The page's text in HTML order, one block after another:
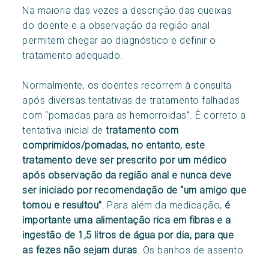
Na maioria das vezes a descrição das queixas
do doente e a observação da região anal
permitem chegar ao diagnóstico e definir o
tratamento adequado.
Normalmente, os doentes recorrem à consulta
após diversas tentativas de tratamento falhadas
com “pomadas para as hemorroidas”. É correto a
tentativa inicial detratamento com
comprimidos/pomadas, no entanto, este
tratamento deve ser prescrito por um médico
após observação da região anal e nunca deve
ser iniciado por recomendação de “um amigo que
tomou e resultou” . Para além da medicação, é
importante uma alimentação rica em fibras e a
ingestão de 1,5 litros de água por dia, para que
as fezes não sejam duras . Os banhos de assento